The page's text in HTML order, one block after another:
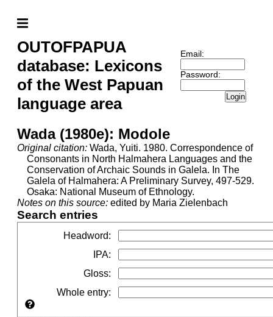
OUTOFPAPUA
database: Lexicons
of the West Papuan
language area
Email:
Password:
Login
Wada (1980e): Modole
Original citation: Wada, Yuiti. 1980. Correspondence of
Consonants in North Halmahera Languages and the
Conservation of Archaic Sounds in Galela. In The
Galela of Halmahera: A Preliminary Survey, 497-529.
Osaka: National Museum of Ethnology.
Notes on this source: edited by Maria Zielenbach
Search entries
Headword:
IPA:
Gloss:
Whole entry: